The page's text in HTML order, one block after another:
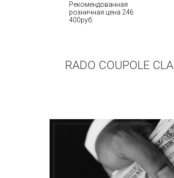
Рекомендованная
розничная цена 246
400руб.
RADO COUPOLE